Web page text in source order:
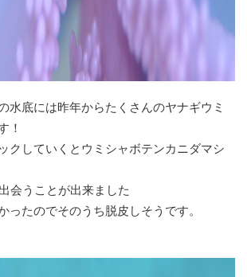
水底には昨年からたくさんのヤナギウミ
！
クしていくとウミシャボテンカニダマシ
会うことが出来ました
ったのでそのうち脱皮しそうです。